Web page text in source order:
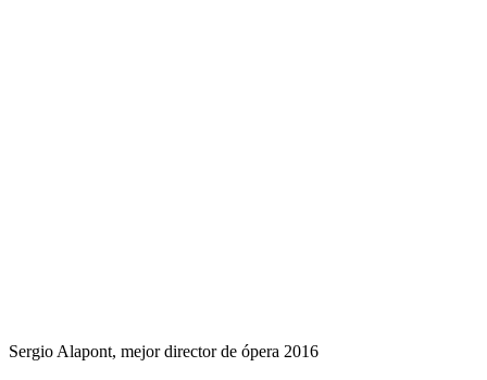
Sergio Alapont, mejor director de ópera 2016